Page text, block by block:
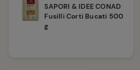
SAPORI & IDEE CONAD
Fusilli Corti Bucati 500
g